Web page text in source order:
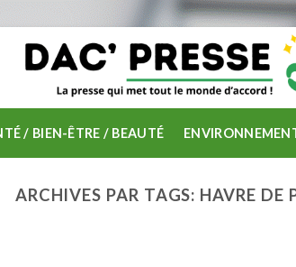
/ BIEN-ÊTRE / BEAUTÉ
ARCHIVES PAR TAGS: HAVRE DE